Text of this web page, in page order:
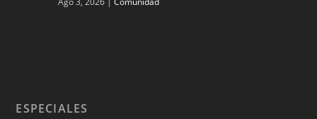
ESPECIALES